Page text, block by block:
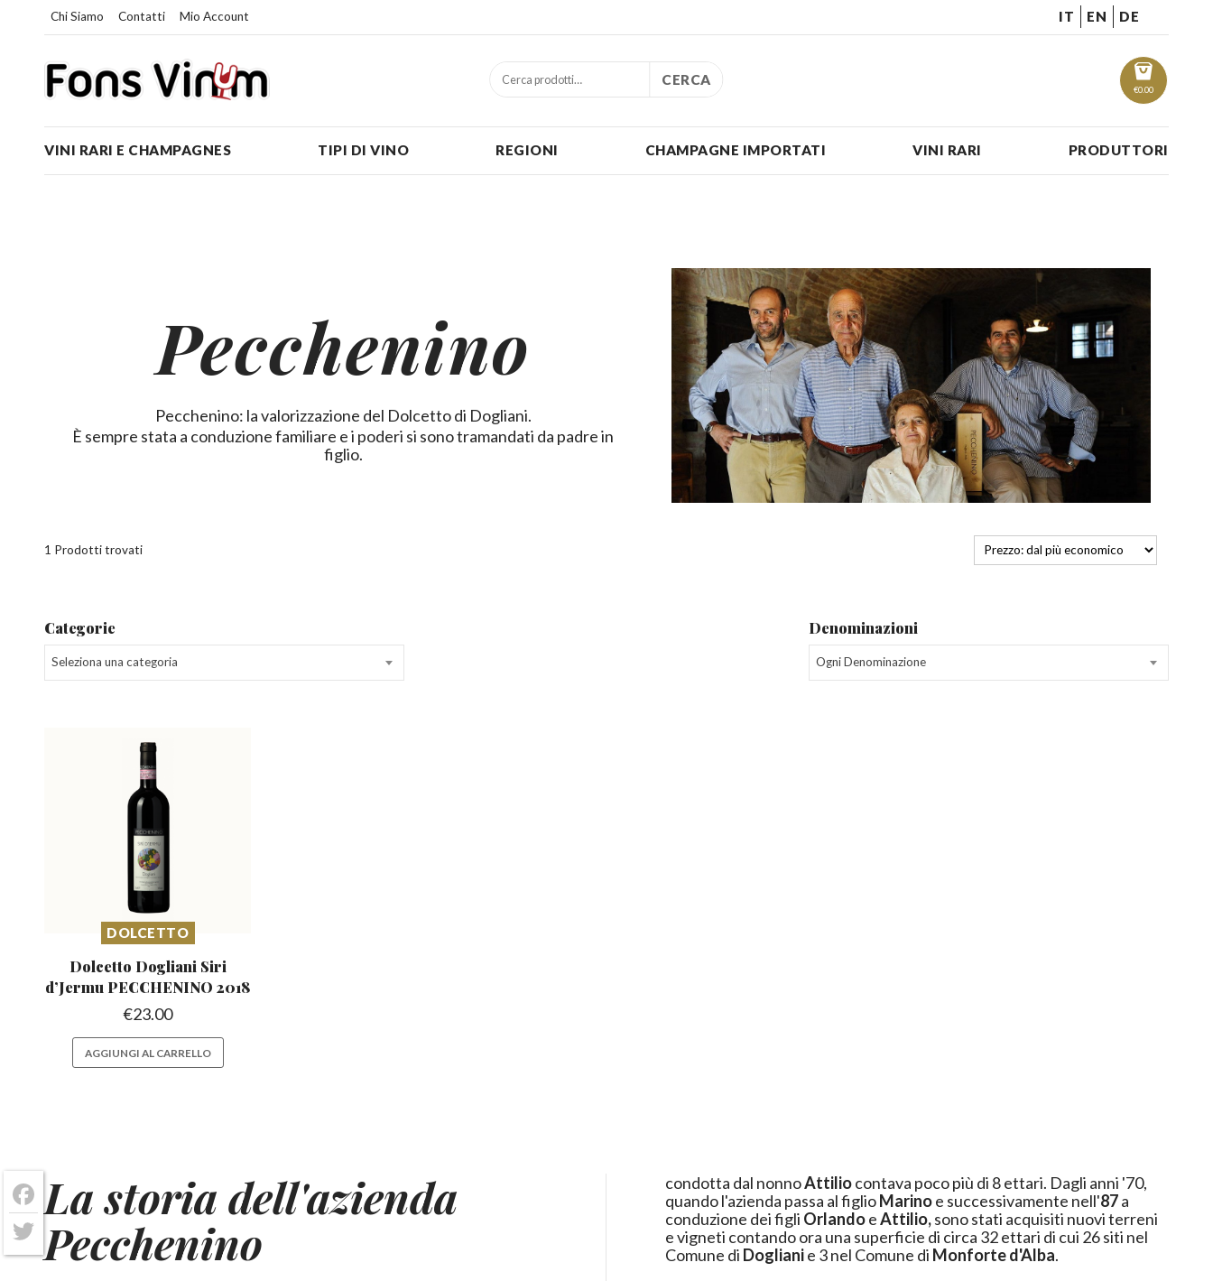
Chi Siamo Contatti Mio Account IT EN DE
€0.00
CERCA
VINI RARI E CHAMPAGNES TIPI DI VINO REGIONI CHAMPAGNE IMPORTATI VINI RARI PRODUTTORI
Pecchenino
Pecchenino: la valorizzazione del Dolcetto di Dogliani.
È sempre stata a conduzione familiare e i poderi si sono tramandati da padre in
figlio.
1 Prodotti trovati
Categorie
Seleziona una categoria
Denominazioni
Ogni Denominazione
DOLCETTO
Dolcetto Dogliani Siri
d’Jermu PECCHENINO 2018
€23.00
AGGIUNGI AL CARRELLO
La storia dell'azienda
Pecchenino
condotta dal nonnoAttiliocontava poco più di 8 ettari. Dagli anni '70,
quando l'azienda passa al figlioMarinoe successivamente nell'87a
conduzione dei figli OrlandoeAttilio,sono stati acquisiti nuovi terreni
e vigneti contando ora una superficie di circa 32 ettari di cui 26 siti nel
Comune di Doglianie 3 nel Comune di Monforte d'Alba.
Facebook
Twitter